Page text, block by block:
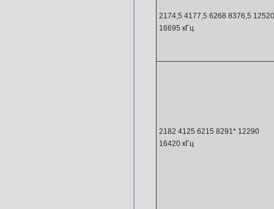
2174,5 4177,5 6268 8376,5 12520
16695 кГц
2182 4125 6215 8291* 12290
16420 кГц